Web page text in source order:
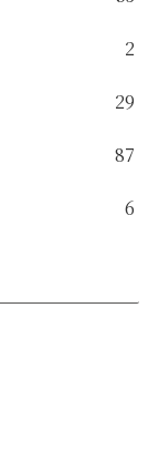
2
29
87
6